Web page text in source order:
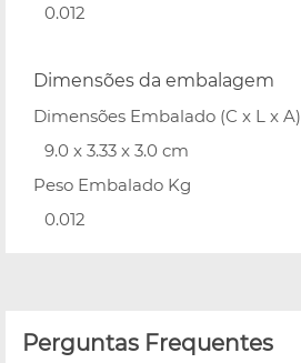
0.012
Dimensões da embalagem
Dimensões Embalado (C x L x A)
9.0 x 3.33 x 3.0 cm
Peso Embalado Kg
0.012
Perguntas Frequentes